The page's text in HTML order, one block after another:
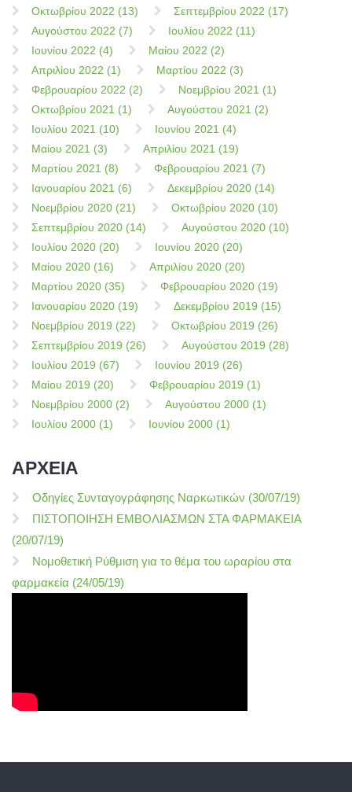
Οκτωβρίου 2022 (13)
Σεπτεμβρίου 2022 (17)
Αυγούστου 2022 (7)
Ιουλίου 2022 (11)
Ιουνίου 2022 (4)
Μαίου 2022 (2)
Απριλίου 2022 (1)
Μαρτίου 2022 (3)
Φεβρουαρίου 2022 (2)
Νοεμβρίου 2021 (1)
Οκτωβρίου 2021 (1)
Αυγούστου 2021 (2)
Ιουλίου 2021 (10)
Ιουνίου 2021 (4)
Μαίου 2021 (3)
Απριλίου 2021 (19)
Μαρτίου 2021 (8)
Φεβρουαρίου 2021 (7)
Ιανουαρίου 2021 (6)
Δεκεμβρίου 2020 (14)
Νοεμβρίου 2020 (21)
Οκτωβρίου 2020 (10)
Σεπτεμβρίου 2020 (14)
Αυγούστου 2020 (10)
Ιουλίου 2020 (20)
Ιουνίου 2020 (20)
Μαίου 2020 (16)
Απριλίου 2020 (20)
Μαρτίου 2020 (35)
Φεβρουαρίου 2020 (19)
Ιανουαρίου 2020 (19)
Δεκεμβρίου 2019 (15)
Νοεμβρίου 2019 (22)
Οκτωβρίου 2019 (26)
Σεπτεμβρίου 2019 (26)
Αυγούστου 2019 (28)
Ιουλίου 2019 (67)
Ιουνίου 2019 (26)
Μαίου 2019 (20)
Φεβρουαρίου 2019 (1)
Νοεμβρίου 2000 (2)
Αυγούστου 2000 (1)
Ιουλίου 2000 (1)
Ιουνίου 2000 (1)
ΑΡΧΕΙΑ
Οδηγίες Συνταγογράφησης Ναρκωτικών (30/07/19)
ΠΙΣΤΟΠΟΙΗΣΗ ΕΜΒΟΛΙΑΣΜΩΝ ΣΤΑ ΦΑΡΜΑΚΕΙΑ
(20/07/19)
Νομοθετική Ρύθμιση για το θέμα του ωραρίου στα
φαρμακεία (24/05/19)